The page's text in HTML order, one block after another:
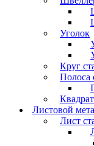
Уголок
Круг
Полоса
Листовой
Лист